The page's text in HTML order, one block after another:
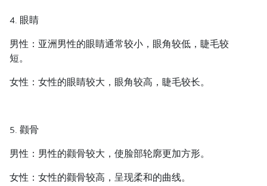
4. 眼睛
男性：亚洲男性的眼睛通常较小，眼角较低，睫毛较
短。
女性：女性的眼睛较大，眼角较高，睫毛较长。
5. 颧骨
男性：男性的颧骨较大，使脸部轮廓更加方形。
女性：女性的颧骨较高，呈现柔和的曲线。